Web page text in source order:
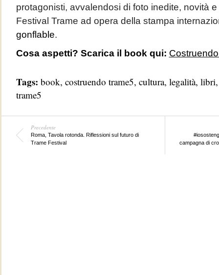
protagonisti, avvalendosi di foto inedite, novità
Festival Trame ad opera della stampa
gonflable.
Cosa aspetti? Scarica il book qui:
Tags: book, costruendo trame5, cultura, legalità, libri
trame5
Precedente
Roma, Tavola rotonda. Riflessioni sul futuro di
Trame Festival
campagna di